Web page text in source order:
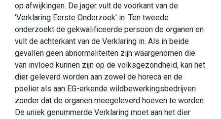
op afwijkingen. De jager vult de voorkant van de
‘Verklaring Eerste Onderzoek’ in. Ten tweede
onderzoekt de gekwalificeerde persoon de organen en
vult de achterkant van de Verklaring in. Als in beide
gevallen geen abnormaliteiten zijn waargenomen die
van invloed kunnen zijn op de volksgezondheid, kan het
dier geleverd worden aan zowel de horeca en de
poelier als aan EG-erkende wildbewerkingsbedrijven
zonder dat de organen meegeleverd hoeven te worden.
De uniek genummerde Verklaring moet aan het dier